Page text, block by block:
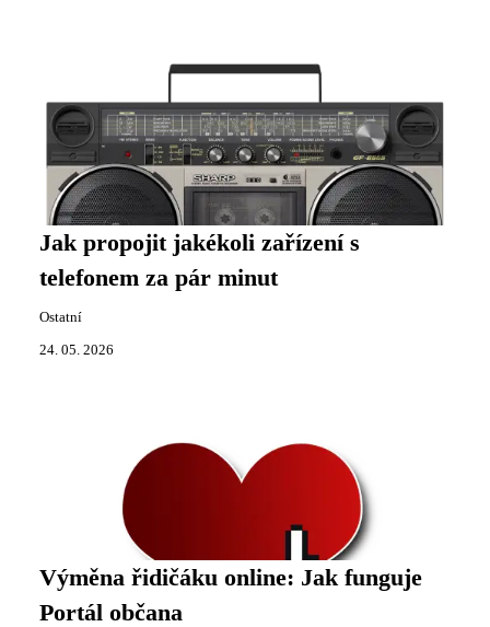
Jak propojit jakékoli zařízení s
telefonem za pár minut
Ostatní
24. 05. 2026
Výměna řidičáku online: Jak funguje
Portál občana